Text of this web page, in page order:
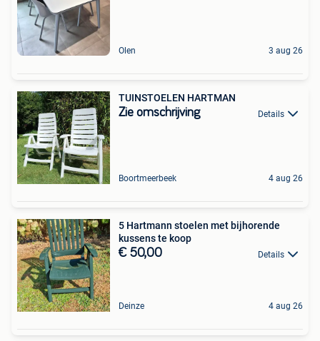
Olen 3 aug 26
TUINSTOELEN HARTMAN
Zie omschrijving Details
Boortmeerbeek 4 aug 26
5 Hartmann stoelen met bijhorende
kussens te koop
€ 50,00 Details
Deinze 4 aug 26